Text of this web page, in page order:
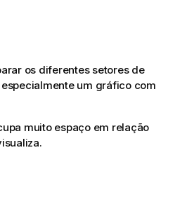
os diferentes setores de
um gráfico com
muito espaço em relação